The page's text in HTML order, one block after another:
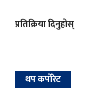
प्रतिक्रिया दिनुहोस्
थप कर्पोरेट